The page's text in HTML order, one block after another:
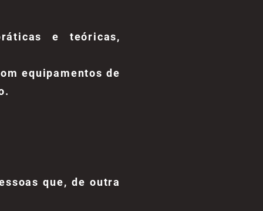
e teóricas,
equipamentos de
que, de outra